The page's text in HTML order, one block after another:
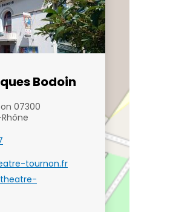
Bodoin
07300
tournon.fr